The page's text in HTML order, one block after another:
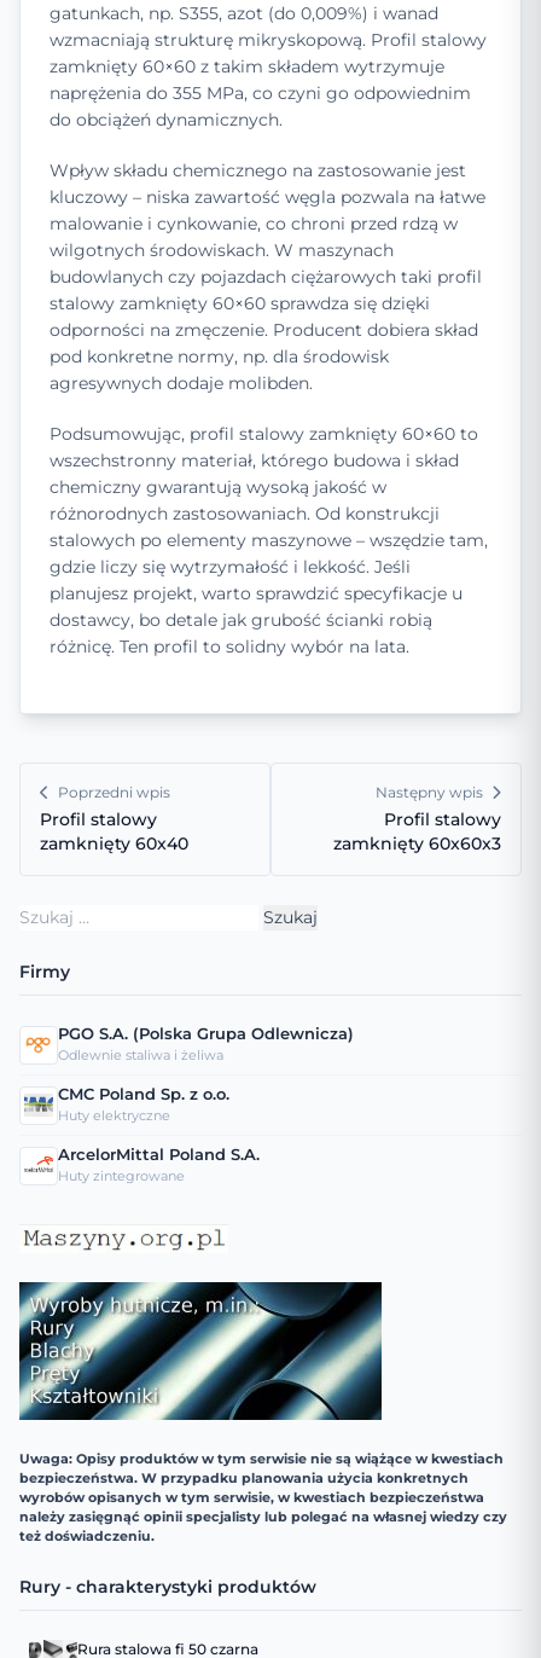
gatunkach, np. S355, azot (do 0,009%) i wanad
wzmacniają strukturę mikryskopową. Profil stalowy
zamknięty 60×60 z takim składem wytrzymuje
naprężenia do 355 MPa, co czyni go odpowiednim
do obciążeń dynamicznych.
Wpływ składu chemicznego na zastosowanie jest
kluczowy – niska zawartość węgla pozwala na łatwe
malowanie i cynkowanie, co chroni przed rdzą w
wilgotnych środowiskach. W maszynach
budowlanych czy pojazdach ciężarowych taki profil
stalowy zamknięty 60×60 sprawdza się dzięki
odporności na zmęczenie. Producent dobiera skład
pod konkretne normy, np. dla środowisk
agresywnych dodaje molibden.
Podsumowując, profil stalowy zamknięty 60×60 to
wszechstronny materiał, którego budowa i skład
chemiczny gwarantują wysoką jakość w
różnorodnych zastosowaniach. Od konstrukcji
stalowych po elementy maszynowe – wszędzie tam,
gdzie liczy się wytrzymałość i lekkość. Jeśli
planujesz projekt, warto sprawdzić specyfikacje u
dostawcy, bo detale jak grubość ścianki robią
różnicę. Ten profil to solidny wybór na lata.
Poprzedni wpis
Profil stalowy
zamknięty 60x40
Następny wpis
Profil stalowy
zamknięty 60x60x3
Szukaj:
Firmy
PGO S.A. (Polska Grupa Odlewnicza)
Odlewnie staliwa i żeliwa
CMC Poland Sp. z o.o.
Huty elektryczne
ArcelorMittal Poland S.A.
Huty zintegrowane
Uwaga: Opisy produktów w tym serwisie nie są wiążące w kwestiach
bezpieczeństwa. W przypadku planowania użycia konkretnych
wyrobów opisanych w tym serwisie, w kwestiach bezpieczeństwa
należy zasięgnąć opinii specjalisty lub polegać na własnej wiedzy czy
też doświadczeniu.
Rury - charakterystyki produktów
Rura stalowa fi 50 czarna